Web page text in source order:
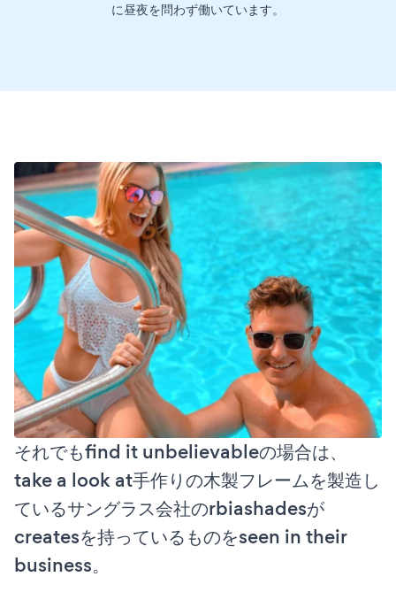
に昼夜を問わず働いています。
それでもfind it unbelievableの場合は、
take a look at手作りの木製フレームを製造し
ているサングラス会社のrbiashadesが
createsを持っているものをseen in their
business。